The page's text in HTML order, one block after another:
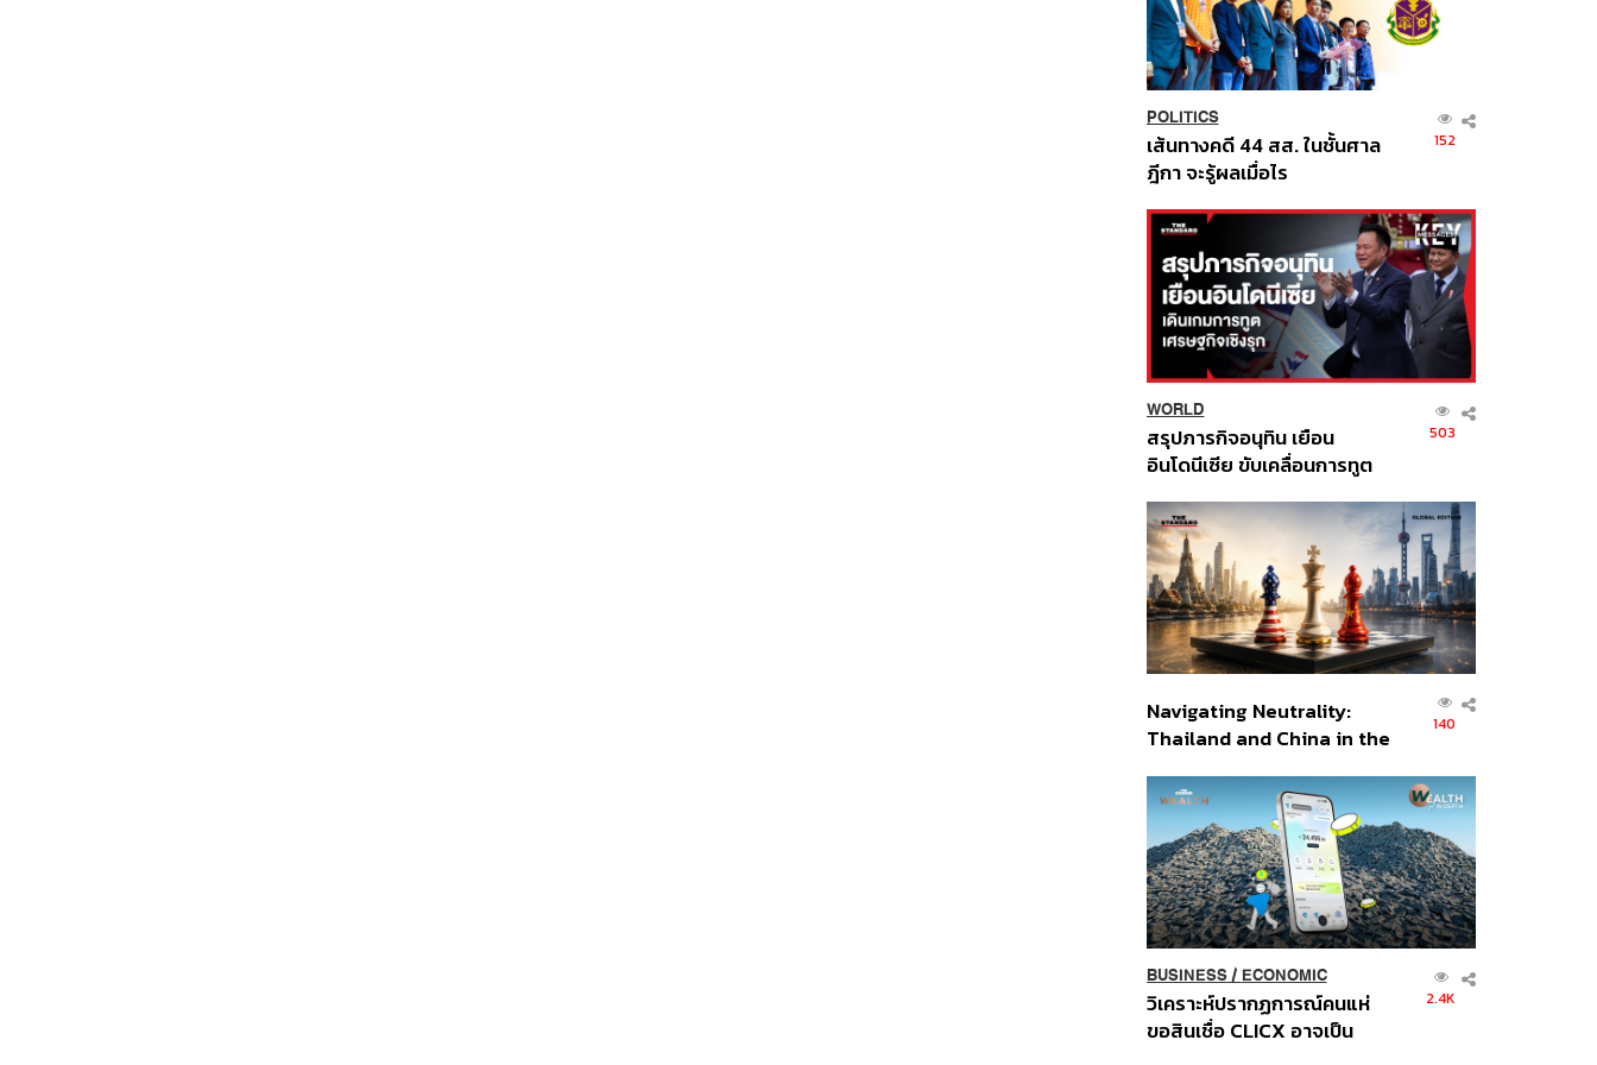
POLITICS
เส้นทางคดี 44 สส. ในชั้นศาล
ฎีกา จะรู้ผลเมื่อไร
152
WORLD
สรุปภารกิจอนุทิน เยือน
อินโดนีเซีย ขับเคลื่อนการทูต
ส่วนยุทธศาสตร์ไทย –
อินโดนีเซีย
503
Navigating Neutrality:
Thailand and China in the
Order
140
BUSINESS/ ECONOMIC
วิเคราะห์ปรากฏการณ์คนแห่
ขอสินเชื่อ CLICX อาจเป็น
2.4K